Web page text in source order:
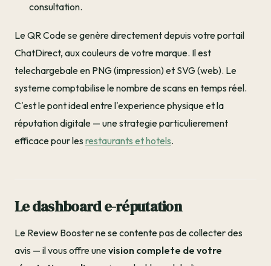
consultation.
Le QR Code se genère directement depuis votre portail
ChatDirect, aux couleurs de votre marque. Il est
telechargebale en PNG (impression) et SVG (web). Le
systeme comptabilise le nombre de scans en temps réel.
C'est le pont ideal entre l'experience physique et la
réputation digitale — une strategie particulierement
efficace pour les restaurants et hotels.
Le dashboard e-réputation
Le Review Booster ne se contente pas de collecter des
avis — il vous offre unevision complete de votre